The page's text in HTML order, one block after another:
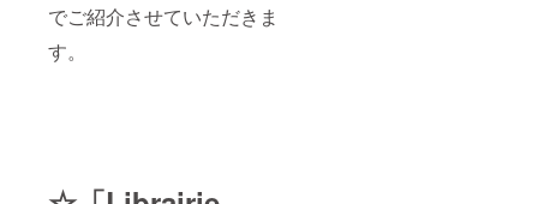
でご紹介させていただきま
す。